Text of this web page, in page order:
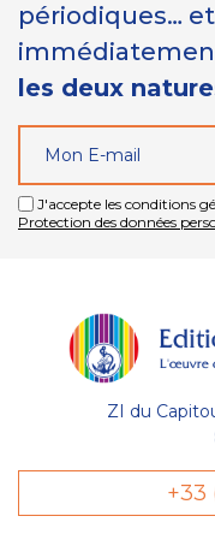
périodiques…
les deux
J'accepte les conditions
Protection des données
ZI du
+33